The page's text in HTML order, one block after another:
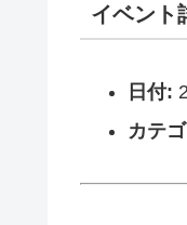
イベント
日付:
カテ